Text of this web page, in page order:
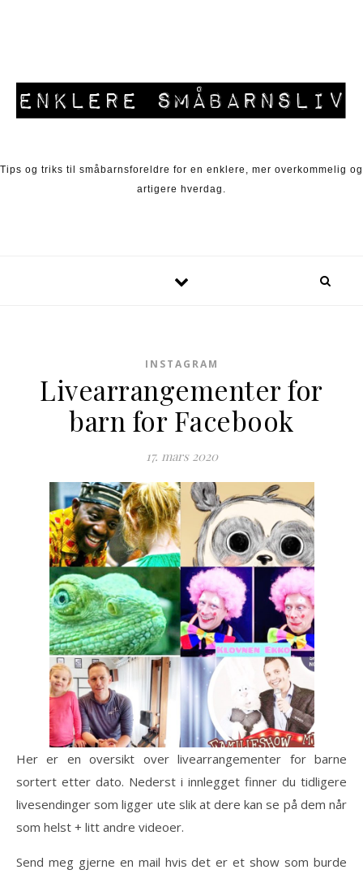
Tips og triks til småbarnsforeldre for en enklere, mer overkommelig og
artigere hverdag.
INSTAGRAM
Livearrangementer for
barn for Facebook
17. mars 2020
Her er en oversikt over livearrangementer for barne
sortert etter dato. Nederst i innlegget finner du tidligere
livesendinger som ligger ute slik at dere kan se på dem når
som helst + litt andre videoer.
Send meg gjerne en mail hvis det er et show som burde